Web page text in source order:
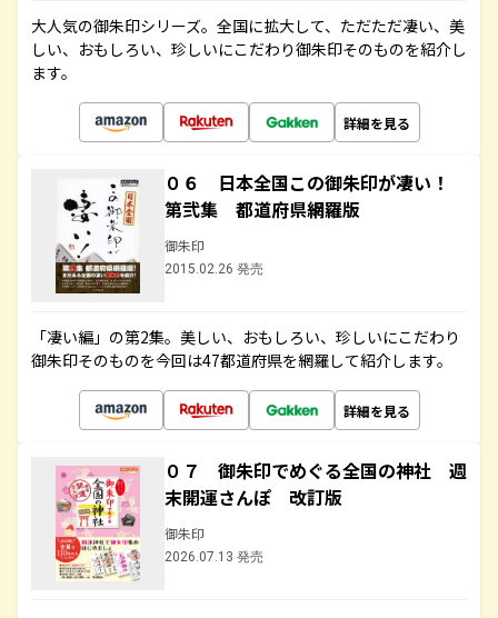
大人気の御朱印シリーズ。全国に拡大して、ただただ凄い、美
しい、おもしろい、珍しいにこだわり御朱印そのものを紹介し
ます。
詳細を見る
０６ 日本全国この御朱印が凄い！
第弐集 都道府県網羅版
御朱印
2015.02.26 発売
「凄い編」の第2集。美しい、おもしろい、珍しいにこだわり
御朱印そのものを今回は47都道府県を網羅して紹介します。
詳細を見る
０７ 御朱印でめぐる全国の神社 週
末開運さんぽ 改訂版
御朱印
2026.07.13 発売